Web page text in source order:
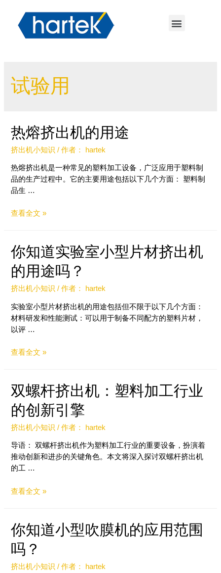
试验用
热熔挤出机的用途
挤出机小知识 / 作者： hartek
热熔挤出机是一种常见的塑料加工设备，广泛应用于塑料制
品的生产过程中。它的主要用途包括以下几个方面： 塑料制
品生 …
查看全文 »
你知道实验室小型片材挤出机
的用途吗？
挤出机小知识 / 作者： hartek
实验室小型片材挤出机的用途包括但不限于以下几个方面：
材料研发和性能测试：可以用于制备不同配方的塑料片材，
以评 …
查看全文 »
双螺杆挤出机：塑料加工行业
的创新引擎
挤出机小知识 / 作者： hartek
导语： 双螺杆挤出机作为塑料加工行业的重要设备，扮演着
推动创新和进步的关键角色。本文将深入探讨双螺杆挤出机
的工 …
查看全文 »
你知道小型吹膜机的应用范围
吗？
挤出机小知识 / 作者： hartek